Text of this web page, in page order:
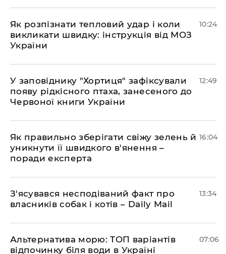
Як розпізнати тепловий удар і коли
викликати швидку: інструкція від МОЗ
України
10:24
У заповіднику "Хортиця" зафіксували
появу рідкісного птаха, занесеного до
Червоної книги України
12:49
Як правильно зберігати свіжу зелень й
уникнути її швидкого в'янення –
поради експерта
16:04
З'ясувався несподіваний факт про
власників собак і котів – Daily Mail
13:34
Альтернатива морю: ТОП варіантів
відпочинку біля води в Україні
07:06